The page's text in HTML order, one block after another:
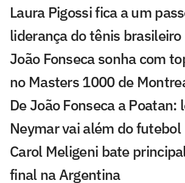
Laura Pigossi fica a um
liderança do tênis brasileiro
João Fonseca sonha com
no Masters 1000 de
De João Fonseca a Poatan:
Neymar vai além do futebol
Carol Meligeni bate
final na Argentina